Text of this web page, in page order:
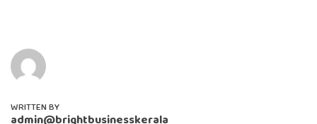
WRITTEN BY
admin@brightbusinesskerala